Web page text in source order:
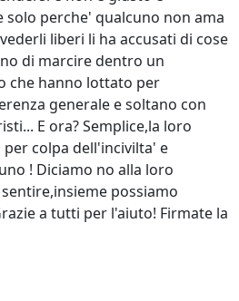
perche' qualcuno non ama
liberi li ha accusati di cose
di marcire dentro un
che hanno lottato per
generale e soltano con
E ora? Semplice,la loro
colpa dell'incivilta' e
! Diciamo no alla loro
possiamo
a tutti per l'aiuto! Firmate la